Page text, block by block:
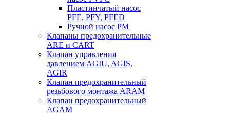
Пластинчатый насос
PFE, PFY, PFED
Ручной насос PM
Клапаны предохранительные
ARE и CART
Клапан управления
давлением AGIU, AGIS,
AGIR
Клапан предохранительный
резьбового монтажа ARAM
Клапан предохранительный
AGAM